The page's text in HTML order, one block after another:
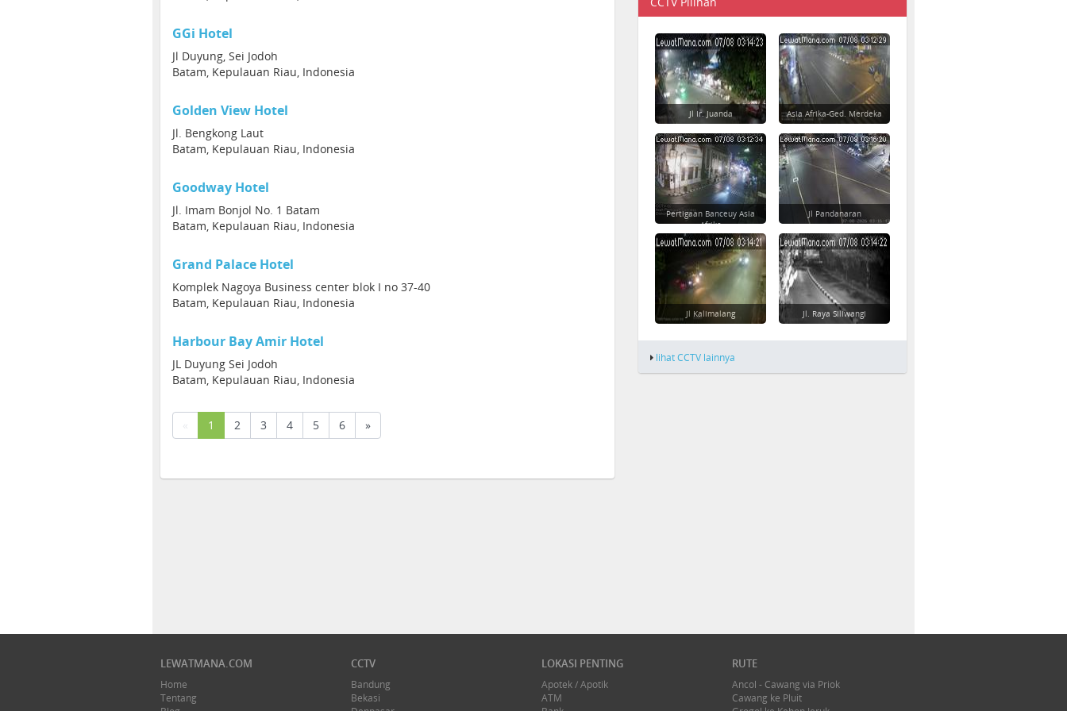
GGi Hotel
Jl Duyung, Sei Jodoh
Batam, Kepulauan Riau, Indonesia
Golden View Hotel
Jl. Bengkong Laut
Batam, Kepulauan Riau, Indonesia
Goodway Hotel
Jl. Imam Bonjol No. 1 Batam
Batam, Kepulauan Riau, Indonesia
Grand Palace Hotel
Komplek Nagoya Business center blok I no 37-40
Batam, Kepulauan Riau, Indonesia
Harbour Bay Amir Hotel
JL Duyung Sei Jodoh
Batam, Kepulauan Riau, Indonesia
1 (current)
2 3 4 5 6 »
Jl Ir. Juanda Asia Afrika-Ged. Merdeka
Pertigaan Banceuy Asia
Afrika
Jl Pandanaran
Jl Kalimalang Jl. Raya Siliwangi
lihat CCTV lainnya
LEWATMANA.COM
Home
Tentang
CCTV
Bandung
Bekasi
LOKASI PENTING
Apotek / Apotik
ATM
RUTE
Ancol - Cawang via Priok
Cawang ke Pluit